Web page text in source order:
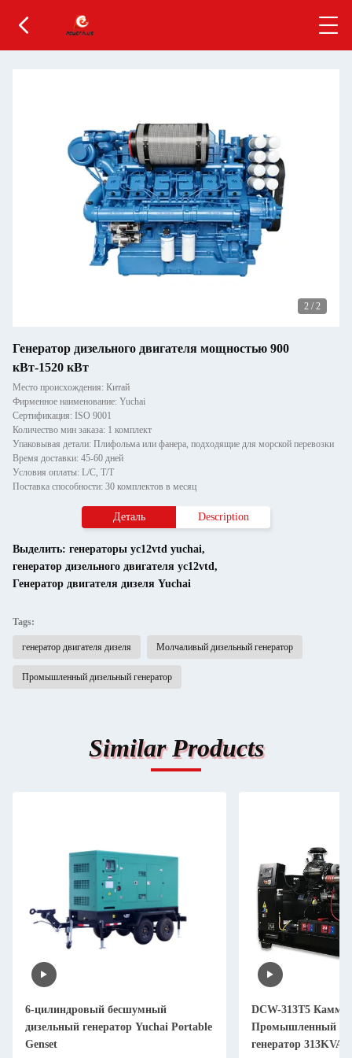
2 / 2
Генератор дизельного двигателя мощностью 900
кВт-1520 кВт
Место происхождения: Китай
Фирменное наименование: Yuchai
Сертификация: ISO 9001
Количество мин заказа: 1 комплект
Упаковывая детали: Плифольма или фанера, подходящие для морской перевозки
Время доставки: 45-60 дней
Условия оплаты: L/C, T/T
Поставка способности: 30 комплектов в месяц
Деталь Description
Выделить: генераторы yc12vtd yuchai,
генератор дизельного двигателя yc12vtd,
Генератор двигателя дизеля Yuchai
Tags:
генератор двигателя дизеля Молчаливый дизельный генератор
Промышленный дизельный генератор
Similar Products
6-цилиндровый бесшумный
дизельный генератор Yuchai Portable
Genset
DCW-313T5
Промышленный
генератор 313KVA